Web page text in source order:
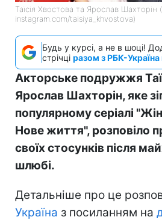
Таїсія Хвостова та Ярослав Шахторін
instagram.com/taisiya_khvostova)
Будь у курсі, а не в шоці!
стрічці разом з РБК-
Акторське подружжя
Ярослав Шахторін, яке
популярному серіалі
Нове життя", розповіло
своїх стосунків після
шлюбі.
Детальніше про це
Україна з посиланням на